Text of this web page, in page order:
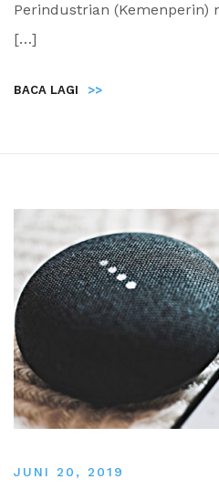
Perindustrian (Kemenperin)
[…]
BACA LAGI >>
JUNI 20, 2019